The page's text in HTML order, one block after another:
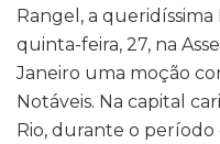
Rangel, a
quinta-feira, 27, na
Janeiro uma moção
Notáveis. Na capital
Rio, durante o